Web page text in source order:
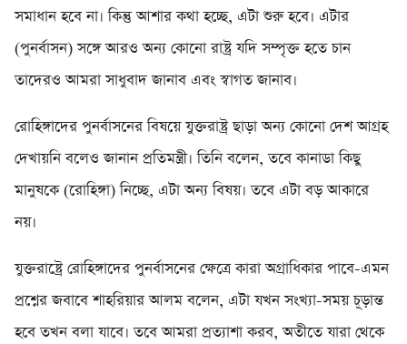
সমাধান হবে না। কিন্তু আশার কথা হচ্ছে, এটা শুরু হবে। এটার
(পুনর্বাসন) সঙ্গে আরও অন্য কোনো রাষ্ট্র যদি সম্পৃক্ত হতে চান
তাদেরও আমরা সাধুবাদ জানাব এবং স্বাগত জানাব।
রোহিঙ্গাদের পুনর্বাসনের বিষয়ে যুক্তরাষ্ট্র ছাড়া অন্য কোনো দেশ আগ্রহ
দেখায়নি বলেও জানান প্রতিমন্ত্রী। তি‌নি ব‌লেন, তবে কানাডা কিছু
মানুষকে (‌রো‌হিঙ্গা) নিচ্ছে, এটা অন্য বিষয়। তবে এটা বড় আকারে
নয়।
যুক্তরাষ্ট্রে রোহিঙ্গাদের পুনর্বাসনের ক্ষেত্রে কারা অগ্রাধিকার পাবে-এমন
প্রশ্নের জবাবে শাহরিয়ার আলম বলেন, এটা যখন সংখ্যা-সময় চূড়ান্ত
হবে তখন বলা যাবে। তবে আমরা প্রত্যাশা করব, অতীতে যারা থেকে